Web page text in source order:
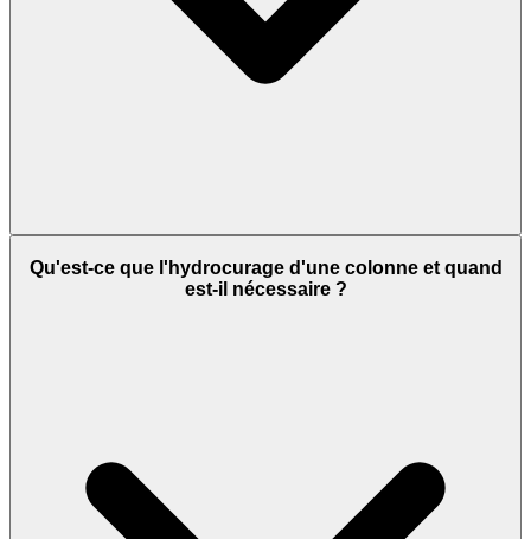
Qu'est-ce que l'hydrocurage d'une colonne et quand
est-il nécessaire ?